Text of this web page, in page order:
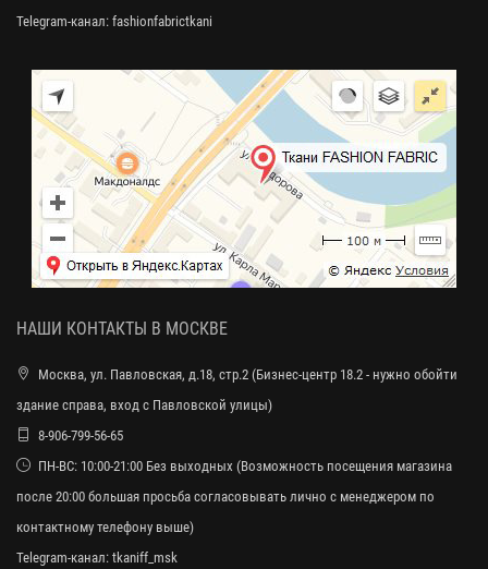
Telegram-канал: fashionfabrictkani
НАШИ КОНТАКТЫ В МОСКВЕ
Москва, ул. Павловская, д.18, стр.2 (Бизнес-центр 18.2 - нужно обойти
здание справа, вход с Павловской улицы)
8-906-799-56-65
ПН-ВС: 10:00-21:00 Без выходных (Возможность посещения магазина
после 20:00 большая просьба согласовывать лично с менеджером по
контактному телефону выше)
Telegram-канал: tkaniff_msk